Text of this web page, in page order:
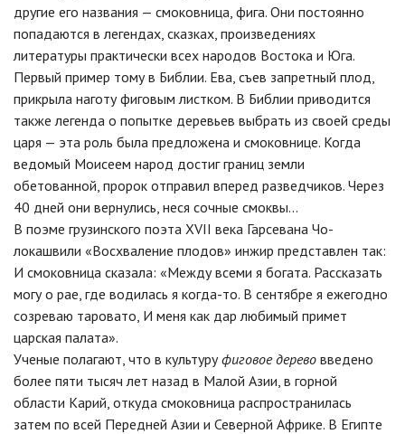
другие его названия — смоковница, фига. Они постоянно
попадаются в легендах, сказках, произведениях
литературы практически всех народов Востока и Юга.
Первый пример тому в Библии. Ева, съев запретный плод,
прикрыла наготу фиговым листком. В Библии приводится
также легенда о попытке деревьев выбрать из своей среды
царя — эта роль была предложена и смоковнице. Когда
ведомый Моисеем народ достиг границ земли
обетованной, пророк отправил вперед разведчиков. Через
40 дней они вернулись, неся сочные смоквы…
В поэме грузинского поэта XVII века Гарсевана Чо-
локашвили «Восхваление плодов» инжир представлен так:
И смоковница сказала: «Между всеми я богата. Рассказать
могу о рае, где водилась я когда-то. В сентябре я ежегодно
созреваю таровато, И меня как дар любимый примет
царская палата».
Ученые полагают, что в культуруфиговое дерево введено
более пяти тысяч лет назад в Малой Азии, в горной
области Карий, откуда смоковница распространилась
затем по всей Передней Азии и Северной Африке. В Египте